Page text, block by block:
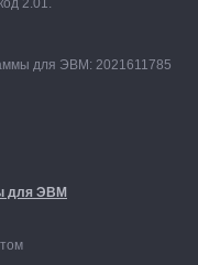
для ЭВМ: 2021611785
для ЭВМ